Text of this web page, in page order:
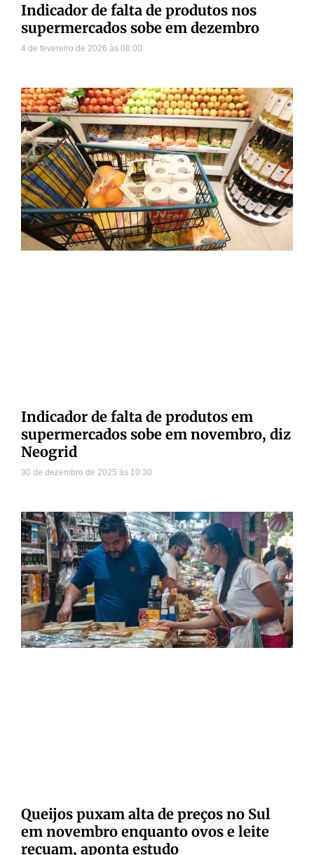
Indicador de falta de produtos nos
supermercados sobe em dezembro
4 de fevereiro de 2026 08:00
Indicador de falta de produtos em
supermercados sobe em novembro, diz
Neogrid
30 de dezembro de 2025 10:30
Queijos puxam alta de preços no Sul
em novembro enquanto ovos e leite
recuam, aponta estudo